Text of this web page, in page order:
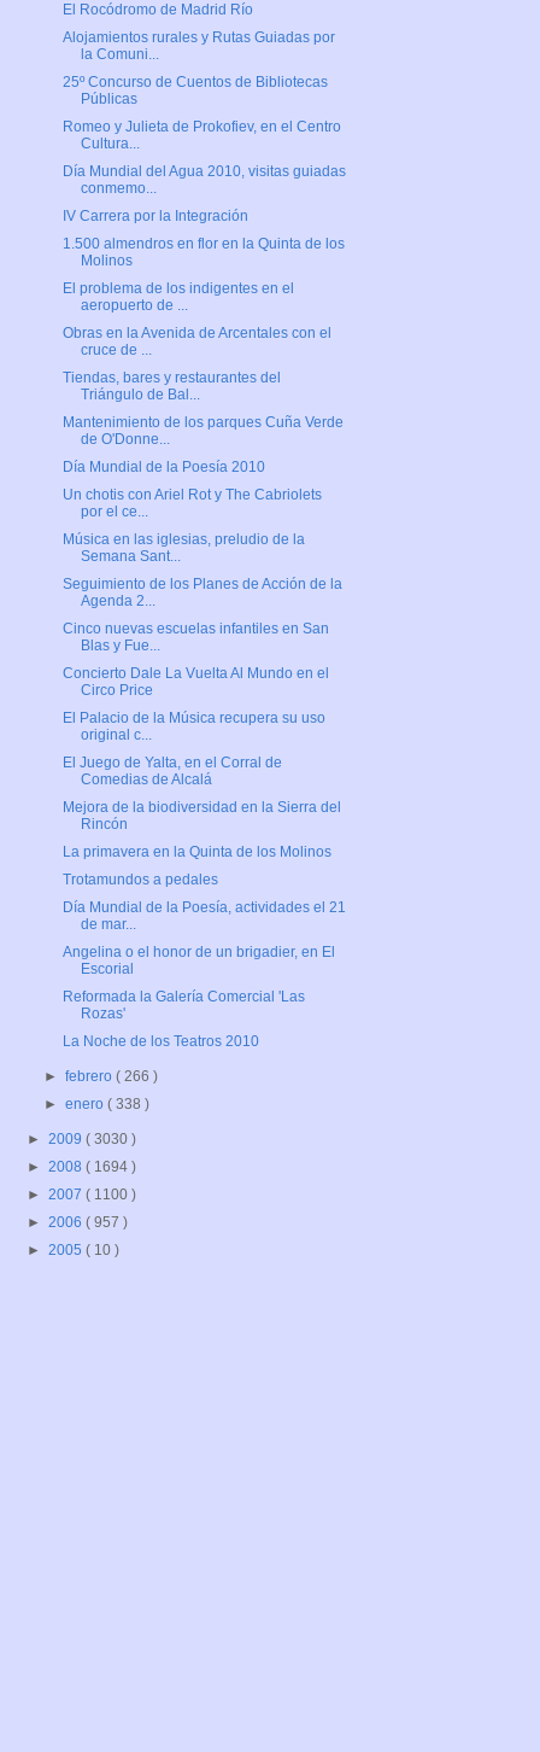
El Rocódromo de Madrid Río
Alojamientos rurales y Rutas Guiadas por
la Comuni...
25º Concurso de Cuentos de Bibliotecas
Públicas
Romeo y Julieta de Prokofiev, en el Centro
Cultura...
Día Mundial del Agua 2010, visitas guiadas
conmemo...
IV Carrera por la Integración
1.500 almendros en flor en la Quinta de los
Molinos
El problema de los indigentes en el
aeropuerto de ...
Obras en la Avenida de Arcentales con el
cruce de ...
Tiendas, bares y restaurantes del
Triángulo de Bal...
Mantenimiento de los parques Cuña Verde
de O'Donne...
Día Mundial de la Poesía 2010
Un chotis con Ariel Rot y The Cabriolets
por el ce...
Música en las iglesias, preludio de la
Semana Sant...
Seguimiento de los Planes de Acción de la
Agenda 2...
Cinco nuevas escuelas infantiles en San
Blas y Fue...
Concierto Dale La Vuelta Al Mundo en el
Circo Price
El Palacio de la Música recupera su uso
original c...
El Juego de Yalta, en el Corral de
Comedias de Alcalá
Mejora de la biodiversidad en la Sierra del
Rincón
La primavera en la Quinta de los Molinos
Trotamundos a pedales
Día Mundial de la Poesía, actividades el 21
de mar...
Angelina o el honor de un brigadier, en El
Escorial
Reformada la Galería Comercial 'Las
Rozas'
La Noche de los Teatros 2010
►febrero( 266 )
►enero( 338 )
► 2009 ( 3030 )
► 2008 ( 1694 )
► 2007 ( 1100 )
► 2006 ( 957 )
► 2005 ( 10 )